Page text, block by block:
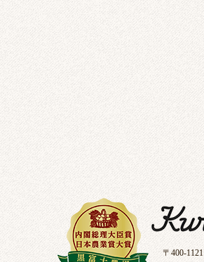
〒400-1121